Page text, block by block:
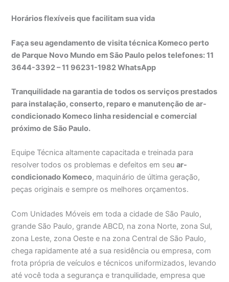
Horários flexíveis que facilitam sua vida
Faça seu agendamento de visita técnica Komeco perto
de Parque Novo Mundo em São Paulo pelos telefones: 11
3644-3392 – 11 96231-1982 WhatsApp
Tranquilidade na garantia de todos os serviços prestados
para instalação, conserto, reparo e manutenção de ar-
condicionado Komeco linha residencial e comercial
próximo de São Paulo.
Equipe Técnica altamente capacitada e treinada para
resolver todos os problemas e defeitos em seuar-
condicionado Komeco, maquinário de última geração,
peças originais e sempre os melhores orçamentos.
Com Unidades Móveis em toda a cidade de São Paulo,
grande São Paulo, grande ABCD, na zona Norte, zona Sul,
zona Leste, zona Oeste e na zona Central de São Paulo,
chega rapidamente até a sua residência ou empresa, com
frota própria de veículos e técnicos uniformizados, levando
até você toda a segurança e tranquilidade, empresa que